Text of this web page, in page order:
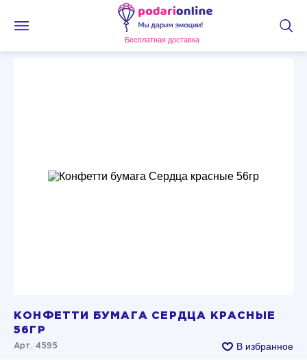
Бесплатная доставка
КОНФЕТТИ БУМАГА СЕРДЦА КРАСНЫЕ
56ГР
Арт. 4595 В избранное